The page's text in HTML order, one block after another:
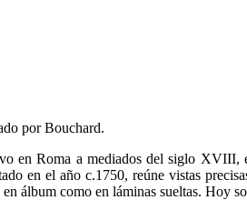
por Bouchard.
en Roma a mediados del siglo
en el año c.1750, reúne vistas
álbum como en láminas sueltas. Hoy